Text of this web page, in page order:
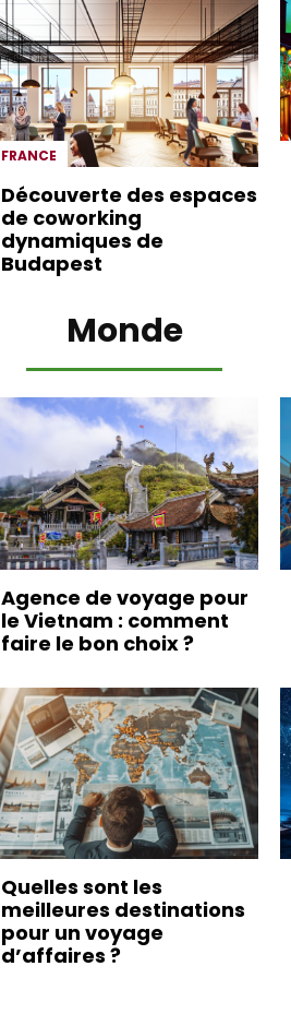
FRANCE
Découverte des espaces
de coworking
dynamiques de
Budapest
Monde
Agence de voyage pour
le Vietnam : comment
faire le bon choix ?
Quelles sont les
meilleures destinations
pour un voyage
d’affaires ?